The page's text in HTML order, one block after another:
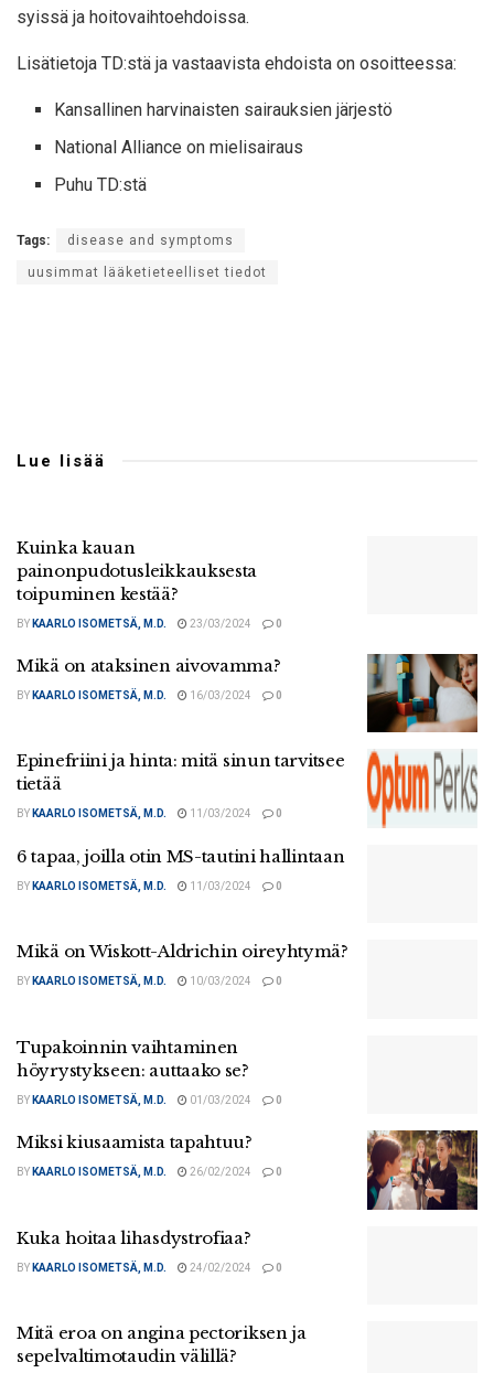
syissä ja hoitovaihtoehdoissa.
Lisätietoja TD:stä ja vastaavista ehdoista on osoitteessa:
Kansallinen harvinaisten sairauksien järjestö
National Alliance on mielisairaus
Puhu TD:stä
Tags: disease and symptoms
uusimmat lääketieteelliset tiedot
Lue lisää
Kuinka kauan
painonpudotusleikkauksesta
toipuminen kestää?
BY KAARLO ISOMETSÄ, M.D. 23/03/2024 0
Mikä on ataksinen aivovamma?
BY KAARLO ISOMETSÄ, M.D. 16/03/2024 0
Epinefriini ja hinta: mitä sinun tarvitsee
tietää
BY KAARLO ISOMETSÄ, M.D. 11/03/2024 0
6 tapaa, joilla otin MS-tautini hallintaan
BY KAARLO ISOMETSÄ, M.D. 11/03/2024 0
Mikä on Wiskott-Aldrichin oireyhtymä?
BY KAARLO ISOMETSÄ, M.D. 10/03/2024 0
Tupakoinnin vaihtaminen
höyrystykseen: auttaako se?
BY KAARLO ISOMETSÄ, M.D. 01/03/2024 0
Miksi kiusaamista tapahtuu?
BY KAARLO ISOMETSÄ, M.D. 26/02/2024 0
Kuka hoitaa lihasdystrofiaa?
BY KAARLO ISOMETSÄ, M.D. 24/02/2024 0
Mitä eroa on angina pectoriksen ja
sepelvaltimotaudin välillä?